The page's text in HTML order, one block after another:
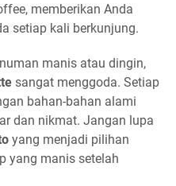
memberikan Anda
setiap kali berkunjung.
manis atau dingin,
sangat menggoda. Setiap
bahan-bahan alami
dan nikmat. Jangan lupa
yang menjadi pilihan
yang manis setelah